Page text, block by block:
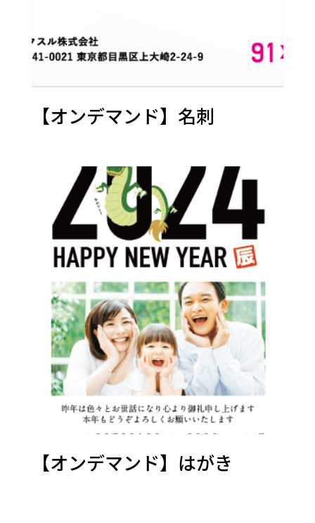
【オンデマンド】名刺
【オンデマンド】はがき